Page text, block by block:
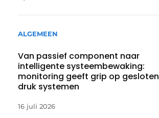
ALGEMEEN
Van passief component naar
intelligente systeembewaking:
monitoring geeft grip op gesloten
druk systemen
16 juli 2026